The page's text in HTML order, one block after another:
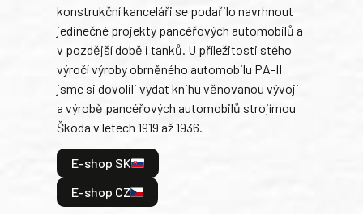
konstrukční kanceláři se podařilo navrhnout
jedinečné projekty pancéřových automobilů a
v pozdější době i tanků. U příležitosti stého
výročí výroby obrněného automobilu PA-II
jsme si dovolili vydat knihu věnovanou vývoji
a výrobě pancéřových automobilů strojírnou
Škoda v letech 1919 až 1936.
E-shop SK
E-shop CZ